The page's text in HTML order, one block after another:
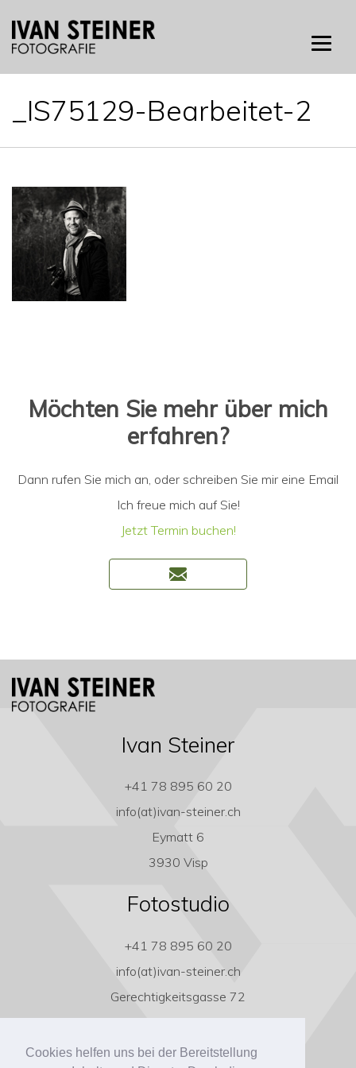
Cookies helfen uns bei der Bereitstellung
_IS75129-Bearbeitet-2
Möchten Sie mehr über mich
erfahren?
Dann rufen Sie mich an, oder schreiben Sie mir eine Email
Ich freue mich auf Sie!
Jetzt Termin buchen!
Ivan Steiner
+41 78 895 60 20
info(at)ivan-steiner.ch
Eymatt 6
3930 Visp
Fotostudio
+41 78 895 60 20
info(at)ivan-steiner.ch
Gerechtigkeitsgasse 72
3011 Bern